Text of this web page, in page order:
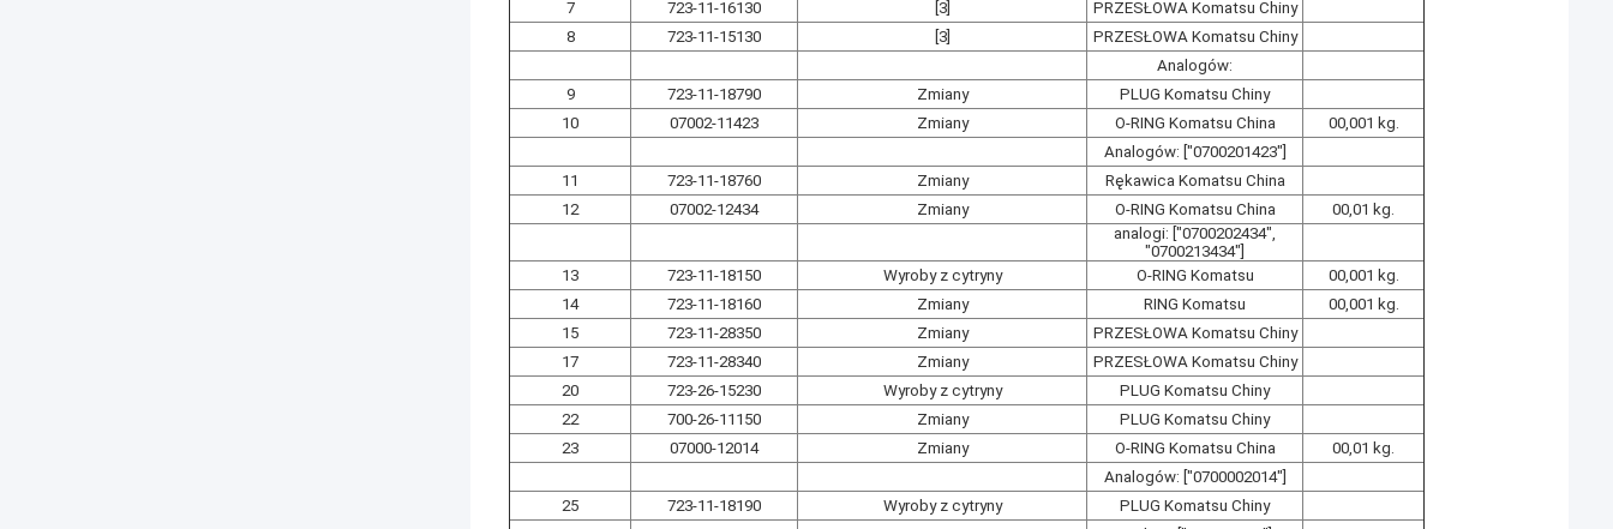
7
723-11-16130 [3]
PRZESŁOWA Komatsu Chiny
8
723-11-15130 [3]
PRZESŁOWA Komatsu Chiny
Analogów:
9
723-11-18790 Zmiany
PLUG Komatsu Chiny
10
07002-11423 Zmiany O-RING Komatsu China
00,001 kg.
Analogów: ["0700201423"]
11
723-11-18760 Zmiany
Rękawica Komatsu China
12
07002-12434 Zmiany O-RING Komatsu China
00,01 kg.
analogi: ["0700202434",
"0700213434"]
13
723-11-18150 Wyroby z cytryny O-RING Komatsu
00,001 kg.
14
723-11-18160 Zmiany RING Komatsu
00,001 kg.
15
723-11-28350 Zmiany
PRZESŁOWA Komatsu Chiny
17
723-11-28340 Zmiany
PRZESŁOWA Komatsu Chiny
20
723-26-15230 Wyroby z cytryny
PLUG Komatsu Chiny
22
700-26-11150 Zmiany
PLUG Komatsu Chiny
23
07000-12014 Zmiany O-RING Komatsu China
00,01 kg.
Analogów: ["0700002014"]
25
723-11-18190 Wyroby z cytryny
PLUG Komatsu Chiny